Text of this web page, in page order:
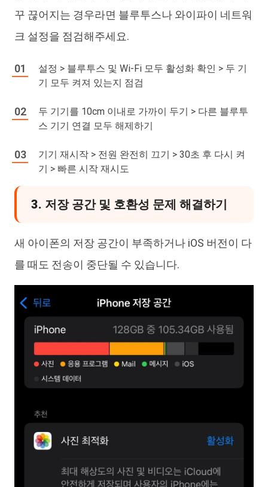
꾸 끊어지는 경우라면 블루투스나 와이파이 네트워
크 설정을 점검해주세요.
설정 > 블루투스 및 Wi-Fi 모두 활성화 확인 > 두 기
기 모두 켜져 있는지 점검
두 기기를 10cm 이내로 가까이 두기 > 다른 블루투
스 기기 연결 모두 해제하기
기기 재시작 > 전원 완전히 끄기 > 30초 후 다시 켜
기 > 빠른 시작 재시도
3. 저장 공간 및 호환성 문제 해결하기
새 아이폰의 저장 공간이 부족하거나 iOS 버전이 다
를 때도 전송이 중단될 수 있습니다.